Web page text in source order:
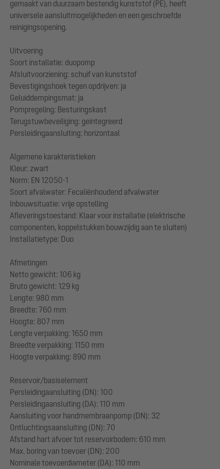
gemaakt van duurzaam bestendig kunststof (PE), heeft
universele aansluitmogelijkheden en een geschroefde
reinigingsopening.
Uitvoering
Soort installatie: duopomp
Afsluitvoorziening: schuif van kunststof
Bevestigingshoek tegen opdrijven: ja
Geluiddempingsmat: ja
Pompregeling: Besturingskast
Terugstuwbeveiliging: geïntegreerd
Persleidingaansluiting: horizontaal
Algemene karakteristieken
Kleur: zwart
Norm: EN 12050-1
Soort afvalwater: Fecaliënhoudend afvalwater
Inbouwsituatie: vrije opstelling
Afleveringstoestand: Klaar voor installatie (elektrische
componenten, koppelstukken bouwzijdig aan te sluiten)
Installatietype: Duo
Afmetingen
Netto gewicht: 106 kg
Bruto gewicht: 129 kg
Lengte: 980 mm
Breedte: 760 mm
Hoogte: 807 mm
Lengte verpakking: 1650 mm
Breedte verpakking: 1150 mm
Hoogte verpakking: 890 mm
Reservoir/basiselement
Persleidingaansluiting (DN): 100
Persleidingaansluiting (DA): 110 mm
Aansluiting voor handmembraanpomp (DN): 32
Ontluchtingsaansluiting (DN): 70
Afstand hart afvoer tot reservoirbodem: 610 mm
Max. boring van toevoer (DN): 200
Nominale toevoerdiameter (DA): 110 mm